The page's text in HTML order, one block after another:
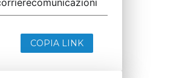
COPIA LINK